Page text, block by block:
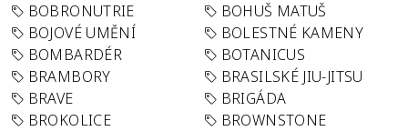
BOBRONUTRIE
BOHUŠ MATUŠ
BOJOVÉ UMĚNÍ
BOLESTNÉ KAMENY
BOMBARDÉR
BOTANICUS
BRAMBORY
BRASILSKÉ JIU-JITSU
BRAVE
BRIGÁDA
BROKOLICE
BROWNSTONE